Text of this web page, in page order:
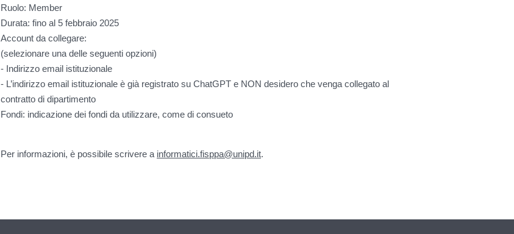
Ruolo: Member
Durata: fino al 5 febbraio 2025
Account da collegare:
(selezionare una delle seguenti opzioni)
- Indirizzo email istituzionale
- L’indirizzo email istituzionale è già registrato su ChatGPT e NON desidero che venga collegato al
contratto di dipartimento
Fondi: indicazione dei fondi da utilizzare, come di consueto
Per informazioni, è possibile scrivere a informatici.fisppa@unipd.it.